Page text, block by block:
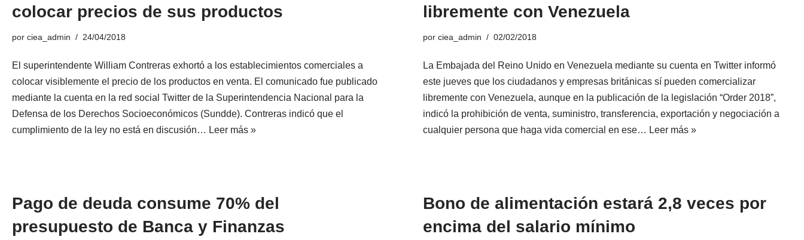
colocar precios de sus productos
por ciea_admin 24/04/2018
El superintendente William Contreras exhortó a los establecimientos comerciales a
colocar visiblemente el precio de los productos en venta. El comunicado fue publicado
mediante la cuenta en la red social Twitter de la Superintendencia Nacional para la
Defensa de los Derechos Socioeconómicos (Sundde). Contreras indicó que el
cumplimiento de la ley no está en discusión… Leer más »
libremente con Venezuela
por ciea_admin 02/02/2018
La Embajada del Reino Unido en Venezuela mediante su cuenta en Twitter informó
este jueves que los ciudadanos y empresas británicas sí pueden comercializar
libremente con Venezuela, aunque en la publicación de la legislación “Order 2018”,
indicó la prohibición de venta, suministro, transferencia, exportación y negociación a
cualquier persona que haga vida comercial en ese… Leer más »
Pago de deuda consume 70% del
presupuesto de Banca y Finanzas
Bono de alimentación estará 2,8 veces por
encima del salario mínimo